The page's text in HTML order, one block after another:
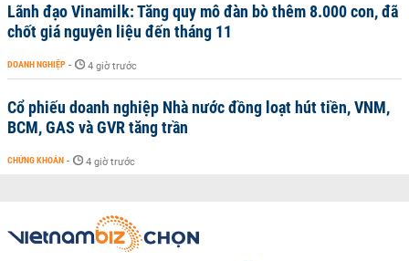
Lãnh đạo Vinamilk: Tăng quy mô đàn bò thêm 8.000 con, đã
chốt giá nguyên liệu đến tháng 11
DOANH NGHIỆP - 4 giờ trước
Cổ phiếu doanh nghiệp Nhà nước đồng loạt hút tiền, VNM,
BCM, GAS và GVR tăng trần
CHỨNG KHOÁN - 4 giờ trước